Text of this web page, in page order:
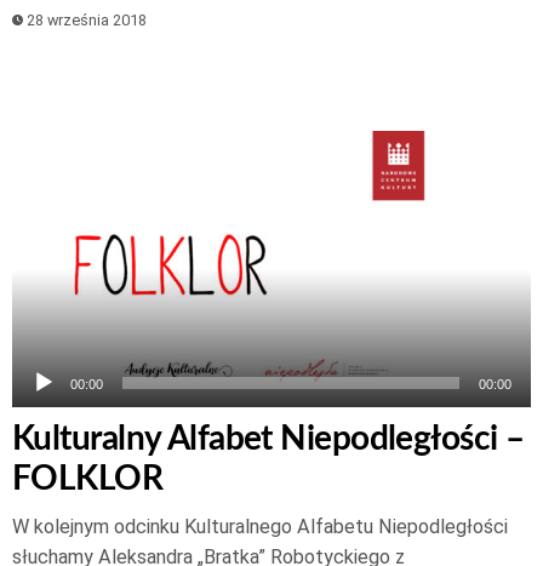
28 września 2018
00:00 00:00
Kulturalny Alfabet Niepodległości –
FOLKLOR
W kolejnym odcinku Kulturalnego Alfabetu Niepodległości
słuchamy Aleksandra „Bratka” Robotyckiego z